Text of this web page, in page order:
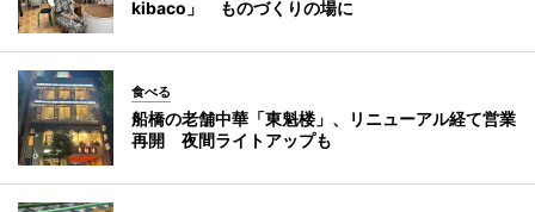
kibaco」 ものづくりの場に
食べる
船橋の老舗中華「東魁楼」、リニューアル経て営業
再開 夜間ライトアップも